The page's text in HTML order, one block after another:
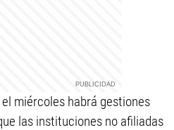
miércoles habrá gestiones
las instituciones no afiliadas